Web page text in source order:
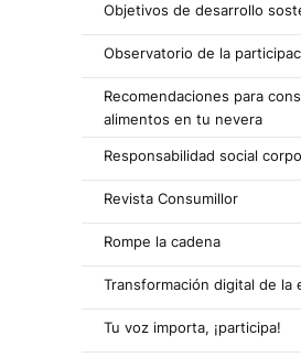
Objetivos de desarrollo
Observatorio de la
Recomendaciones para
alimentos en tu nevera
Responsabilidad social
Revista Consumillor
Rompe la cadena
Transformación digital de la
Tu voz importa, ¡participa!